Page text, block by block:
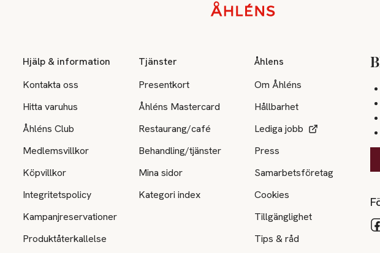
Hjälp & information
Kontakta oss
Hitta varuhus
Åhléns Club
Medlemsvillkor
Köpvillkor
Integritetspolicy
Kampanjreservationer
Produktåterkallelse
Tjänster
Presentkort
Åhléns Mastercard
Restaurang/café
Behandling/tjänster
Mina sidor
Kategori index
Åhlens
Om Åhléns
Hållbarhet
Lediga jobb
Press
Samarbetsföretag
Cookies
Tillgänglighet
Tips & råd